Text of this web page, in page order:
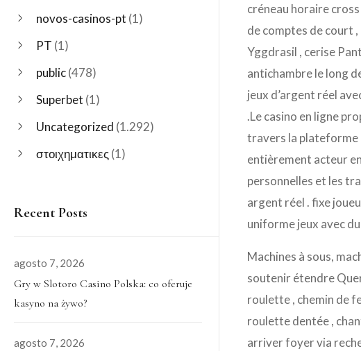
novos-casinos-pt (1)
PT (1)
public(478)
Superbet (1)
Uncategorized (1.292)
στοιχηματικες(1)
Recent Posts
agosto 7, 2026
Gry w Slotoro Casino Polska: co oferuje
kasyno na żywo?
agosto 7, 2026
créneau horaire
de comptes de court ,
Yggdrasil , cerise
antichambre le long
jeux d’argent réel
.Le casino en ligne
travers la plateforme
entièrement acteur
personnelles et les
argent réel . fixe
uniforme jeux avec
Machines à sous,
soutenir étendre
roulette , chemin de
roulette dentée ,
arriver foyer via